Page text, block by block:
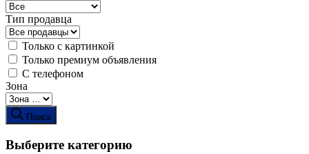
Тип продавца
Только с картинкой
Только премиум объявления
С телефоном
Зона
Поиск
Выберите категорию